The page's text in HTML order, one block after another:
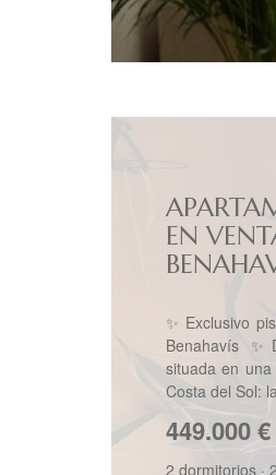
EN
✨ Exclusivo
Benahavís
situada en
Costa del Sol:
449.000€
2 dormitorios ·